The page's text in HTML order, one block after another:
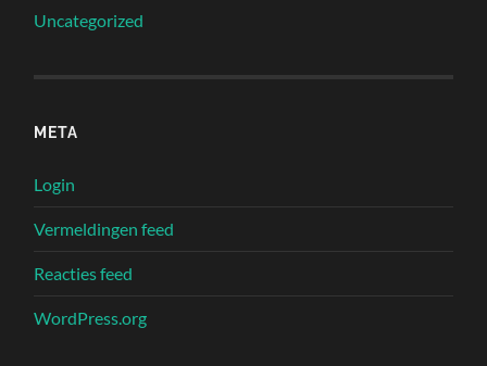
Uncategorized
META
Login
Vermeldingen feed
Reacties feed
WordPress.org